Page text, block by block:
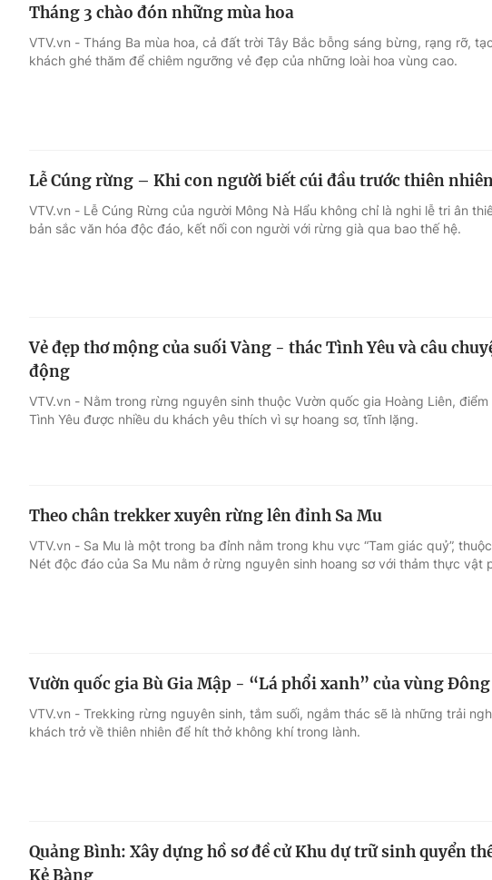
Tháng 3 chào đón những mùa hoa
VTV.vn - Tháng Ba mùa hoa, cả đất trời Tây Bắc bỗng sáng bừng, rạng rỡ,
khách ghé thăm để chiêm ngưỡng vẻ đẹp của những loài hoa vùng cao.
Lễ Cúng rừng – Khi con người biết cúi đầu trước thiên
VTV.vn - Lễ Cúng Rừng của người Mông Nà Hẩu không chỉ là nghi lễ tri ân
bản sắc văn hóa độc đáo, kết nối con người với rừng già qua bao thế hệ.
Vẻ đẹp thơ mộng của suối Vàng - thác Tình Yêu và câu
động
VTV.vn - Nằm trong rừng nguyên sinh thuộc Vườn quốc gia Hoàng Liên,
Tình Yêu được nhiều du khách yêu thích vì sự hoang sơ, tĩnh lặng.
Theo chân trekker xuyên rừng lên đỉnh Sa Mu
VTV.vn - Sa Mu là một trong ba đỉnh nằm trong khu vực “Tam giác quỷ”,
Nét độc đáo của Sa Mu nằm ở rừng nguyên sinh hoang sơ với thảm thực vật
Vườn quốc gia Bù Gia Mập - “Lá phổi xanh” của vùng
VTV.vn - Trekking rừng nguyên sinh, tắm suối, ngắm thác sẽ là những trải
khách trở về thiên nhiên để hít thở không khí trong lành.
Quảng Bình: Xây dựng hồ sơ đề cử Khu dự trữ sinh quyển
Kẻ Bàng